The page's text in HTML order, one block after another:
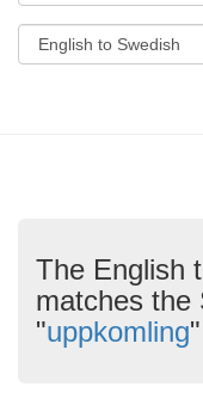
The English
matches the
"uppkomling"